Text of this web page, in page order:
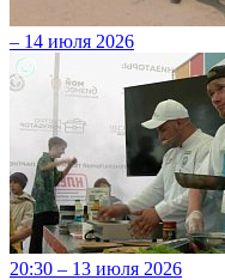
– 14 июля 2026
20:30 – 13 июля 2026